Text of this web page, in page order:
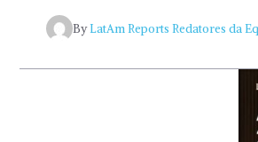
ByLatAm Reports Redatores da